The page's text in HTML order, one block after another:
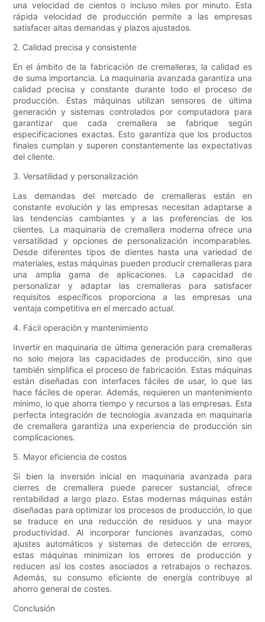
una velocidad de cientos o incluso miles por minuto. Esta
rápida velocidad de producción permite a las empresas
satisfacer altas demandas y plazos ajustados.
2. Calidad precisa y consistente
En el ámbito de la fabricación de cremalleras, la calidad es
de suma importancia. La maquinaria avanzada garantiza una
calidad precisa y constante durante todo el proceso de
producción. Estas máquinas utilizan sensores de última
generación y sistemas controlados por computadora para
garantizar que cada cremallera se fabrique según
especificaciones exactas. Esto garantiza que los productos
finales cumplan y superen constantemente las expectativas
del cliente.
3. Versatilidad y personalización
Las demandas del mercado de cremalleras están en
constante evolución y las empresas necesitan adaptarse a
las tendencias cambiantes y a las preferencias de los
clientes. La maquinaria de cremallera moderna ofrece una
versatilidad y opciones de personalización incomparables.
Desde diferentes tipos de dientes hasta una variedad de
materiales, estas máquinas pueden producir cremalleras para
una amplia gama de aplicaciones. La capacidad de
personalizar y adaptar las cremalleras para satisfacer
requisitos específicos proporciona a las empresas una
ventaja competitiva en el mercado actual.
4. Fácil operación y mantenimiento
Invertir en maquinaria de última generación para cremalleras
no solo mejora las capacidades de producción, sino que
también simplifica el proceso de fabricación. Estas máquinas
están diseñadas con interfaces fáciles de usar, lo que las
hace fáciles de operar. Además, requieren un mantenimiento
mínimo, lo que ahorra tiempo y recursos a las empresas. Esta
perfecta integración de tecnología avanzada en maquinaria
de cremallera garantiza una experiencia de producción sin
complicaciones.
5. Mayor eficiencia de costos
Si bien la inversión inicial en maquinaria avanzada para
cierres de cremallera puede parecer sustancial, ofrece
rentabilidad a largo plazo. Estas modernas máquinas están
diseñadas para optimizar los procesos de producción, lo que
se traduce en una reducción de residuos y una mayor
productividad. Al incorporar funciones avanzadas, como
ajustes automáticos y sistemas de detección de errores,
estas máquinas minimizan los errores de producción y
reducen así los costes asociados a retrabajos o rechazos.
Además, su consumo eficiente de energía contribuye al
ahorro general de costes.
Conclusión